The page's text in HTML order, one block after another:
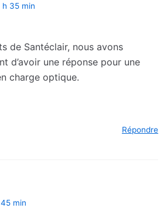
h 35 min
de Santéclair, nous avons
d’avoir une réponse pour une
charge optique.
Répondre
min